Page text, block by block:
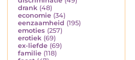
drank (48)
economie (34)
eenzaamheid (195)
emoties (257)
erotiek (69)
ex-liefde (69)
familie (118)